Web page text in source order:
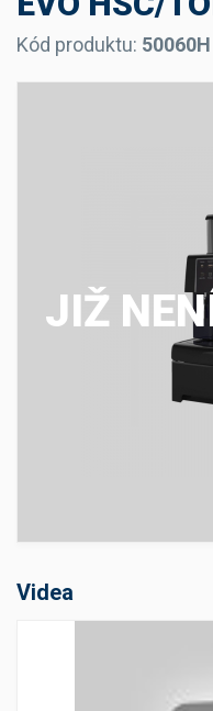
Kód produktu: 50060H
JIŽ
Videa